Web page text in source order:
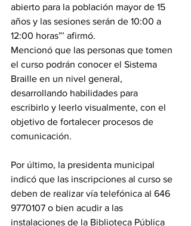
abierto para la población mayor de 15
años y las sesiones serán de 10:00 a
12:00 horas”’ afirmó.
Mencionó que las personas que tomen
el curso podrán conocer el Sistema
Braille en un nivel general,
desarrollando habilidades para
escribirlo y leerlo visualmente, con el
objetivo de fortalecer procesos de
comunicación.
Por último, la presidenta municipal
indicó que las inscripciones al curso se
deben de realizar vía telefónica al 646
9770107 o bien acudir a las
instalaciones de la Biblioteca Pública